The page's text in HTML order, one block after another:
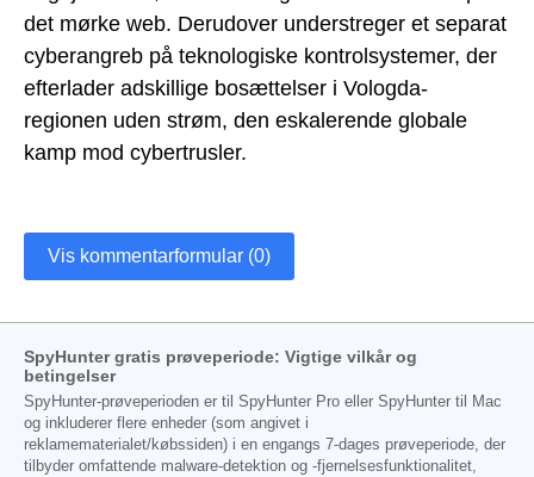
det mørke web. Derudover understreger et separat
cyberangreb på teknologiske kontrolsystemer, der
efterlader adskillige bosættelser i Vologda-
regionen uden strøm, den eskalerende globale
kamp mod cybertrusler.
Vis kommentarformular (0)
SpyHunter gratis prøveperiode: Vigtige vilkår og
betingelser
SpyHunter-prøveperioden er til SpyHunter Pro eller SpyHunter til Mac
og inkluderer flere enheder (som angivet i
reklamematerialet/købssiden) i en engangs 7-dages prøveperiode, der
tilbyder omfattende malware-detektion og -fjernelsesfunktionalitet,